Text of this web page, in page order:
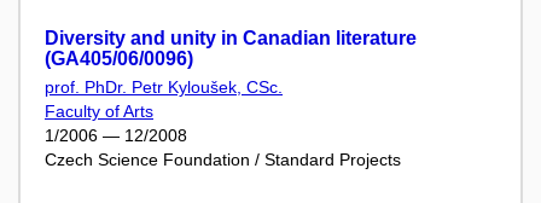
Diversity and unity in Canadian literature
(GA405/06/0096)
prof. PhDr. Petr Kyloušek, CSc.
Faculty of Arts
1/2006 — 12/2008
Czech Science Foundation / Standard Projects